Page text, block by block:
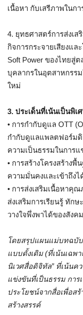
เนื้อหา กับเสรีภาพในก
4. ยุทธศาสตร์การส่งเส
กิจการกระจายเสียงแ
Soft Power ของไทยสู่
บุคลากรในอุตสาหกรร
ใหม่
3. ประเด็นที่เน้นเป็นพิเ
• การกำกับดูแล OTT
กำกับดูแลแพลตฟอร์มดิ
ความเป็นธรรมในการ
• การสร้างโครงสร้าง
ความมั่นคงและเข้าถึง
• การส่งเสริมเนื้อหาคุ
ส่งเสริมการเรียนรู้ ทัก
วางใจพึ่งพาได้ของสังคม
โดยสรุปแผนแม่บทฉบับ
แบบดั้งเดิม (ที่เน้นเฉพ
นิเวศสื่อดิจิทัล” ที่เน้น
แข่งขันที่เป็นธรรม การ
ประโยชน์จากสื่อเพื่อส
สร้างสรรค์